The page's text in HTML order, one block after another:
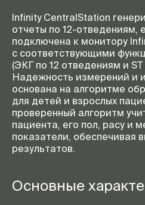
Infinity CentralStation
отчеты по 12-отведениям,
подключена к монитору
с соответствующими
(ЭКГ по 12 отведениям и
Надежность измерений и
основана на алгоритме
для детей и взрослых
проверенный алгоритм
пациента, его пол, расу и
показатели, обеспечивая
результатов.
Основные